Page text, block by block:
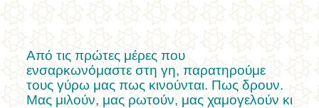
Από τις πρώτες μέρες που
ενσαρκωνόμαστε στη γη, παρατηρούμε
τους γύρω μας πως κινούνται. Πως δρουν.
Μας μιλούν, μας ρωτούν, μας χαμογελούν κι